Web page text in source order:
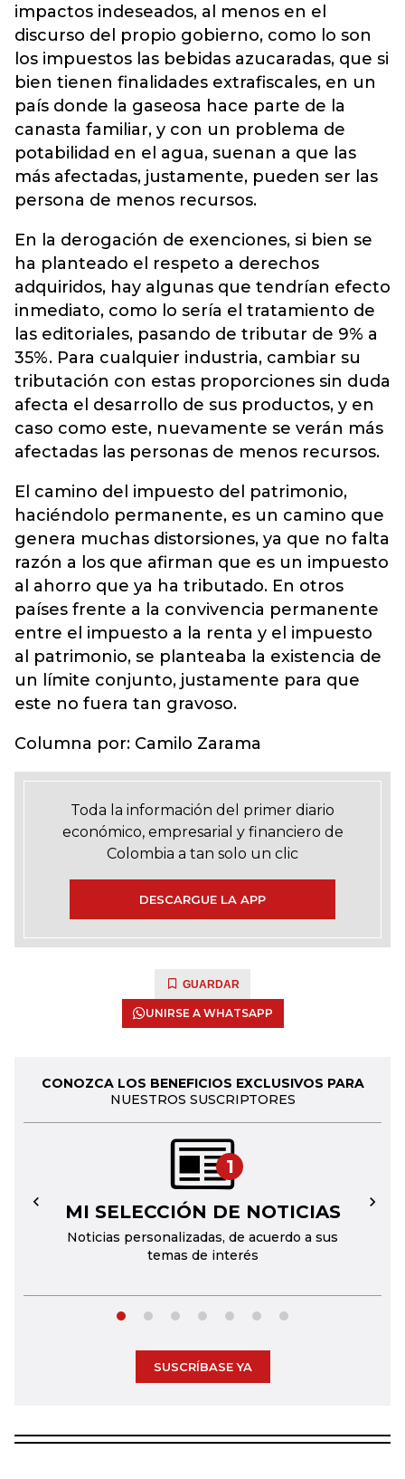
impactos indeseados, al menos en el
discurso del propio gobierno, como lo son
los impuestos las bebidas azucaradas, que si
bien tienen finalidades extrafiscales, en un
país donde la gaseosa hace parte de la
canasta familiar, y con un problema de
potabilidad en el agua, suenan a que las
más afectadas, justamente, pueden ser las
persona de menos recursos.
En la derogación de exenciones, si bien se
ha planteado el respeto a derechos
adquiridos, hay algunas que tendrían efecto
inmediato, como lo sería el tratamiento de
las editoriales, pasando de tributar de 9% a
35%. Para cualquier industria, cambiar su
tributación con estas proporciones sin duda
afecta el desarrollo de sus productos, y en
caso como este, nuevamente se verán más
afectadas las personas de menos recursos.
El camino del impuesto del patrimonio,
haciéndolo permanente, es un camino que
genera muchas distorsiones, ya que no falta
razón a los que afirman que es un impuesto
al ahorro que ya ha tributado. En otros
países frente a la convivencia permanente
entre el impuesto a la renta y el impuesto
al patrimonio, se planteaba la existencia de
un límite conjunto, justamente para que
este no fuera tan gravoso.
Columna por: Camilo Zarama
Toda la información del primer diario
económico, empresarial y financiero de
Colombia a tan solo un clic
DESCARGUE LA APP
GUARDAR
UNIRSE A WHATSAPP
CONOZCA LOS BENEFICIOS EXCLUSIVOS PARA
NUESTROS SUSCRIPTORES
1
MI SELECCIÓN DE NOTICIAS
Noticias personalizadas, de acuerdo a sus
temas de interés
← →
SUSCRÍBASE YA